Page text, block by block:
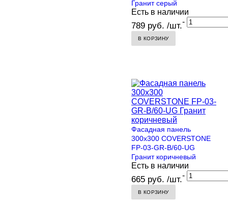
Гранит серый
Есть в наличии
789 руб. /шт.-
В КОРЗИНУ
Фасадная панель
300х300 COVERSTONE
FP-03-GR-B/60-UG
Гранит коричневый
Есть в наличии
665 руб. /шт.-
В КОРЗИНУ